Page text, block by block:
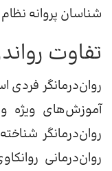
شناسان پروانه
تفاوت
روان‌درمانگر
آموزش‌های ویژه‌
روان‌درمانگر
روان‌درمانی